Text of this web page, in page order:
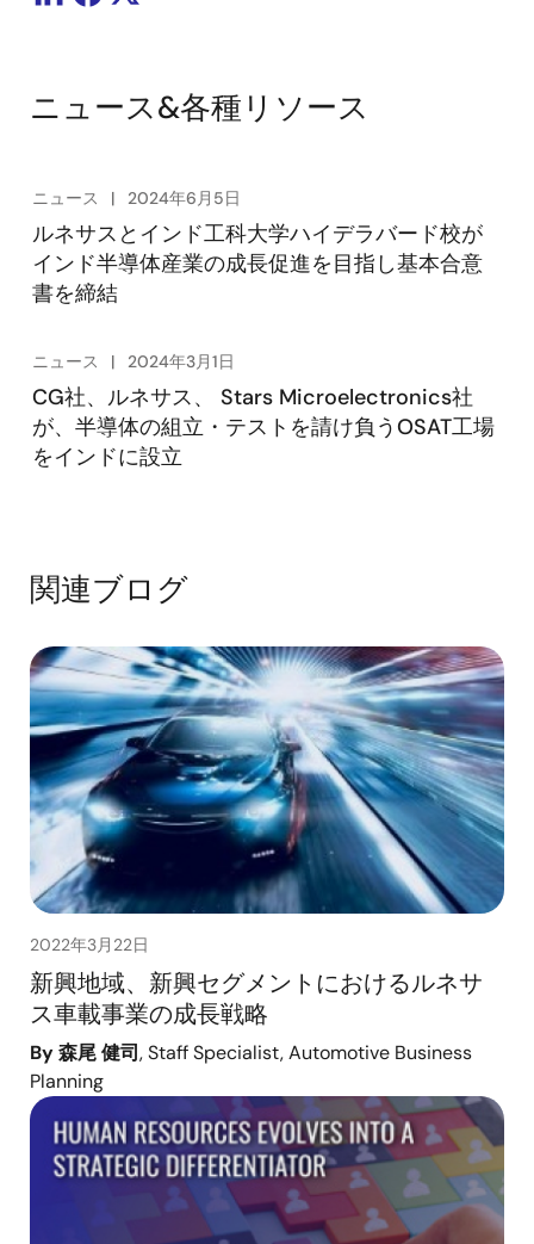
ニュース&各種リソース
ニュース 2024年6月5日
ルネサスとインド工科大学ハイデラバード校が
インド半導体産業の成長促進を目指し基本合意
書を締結
ニュース 2024年3月1日
CG社、ルネサス、 Stars Microelectronics社
が、半導体の組立・テストを請け負うOSAT工場
をインドに設立
関連ブログ
2022年3月22日
新興地域、新興セグメントにおけるルネサ
ス車載事業の成長戦略
By 森尾 健司, Staff Specialist, Automotive Business
Planning